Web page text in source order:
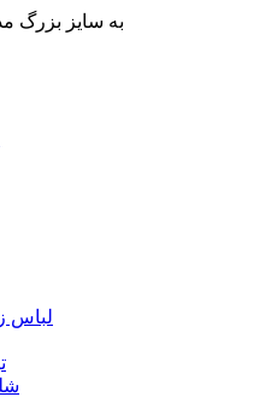
به سایز بزرگ
لباس